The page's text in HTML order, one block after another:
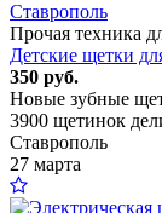
Прочая техника
Детские щетки
350 руб.
Новые зубные
3900 щетинок
Ставрополь
27 марта